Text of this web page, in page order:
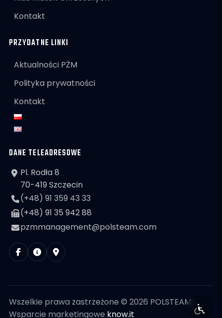
Kontakt
PRZYDATNE LINKI
Aktualności PŻM
Polityka prywatności
Kontakt
DANE TELEADRESOWE
Pl. Rodła 8
70-419 Szczecin
(+48) 91 359 43 33
(+48) 91 35 942 88
pzmmanagement@polsteam.com
Wszelkie prawa zastrzeżone © 2026 POLSTEAM
Wsparcie marketingowe know.it